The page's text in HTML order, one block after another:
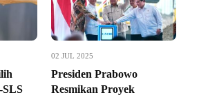
SLS
02 JUL 2025
Presiden Prabowo
Resmikan Proyek